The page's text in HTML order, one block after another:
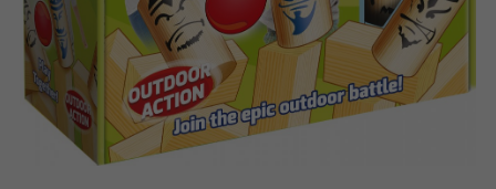
Deutsch